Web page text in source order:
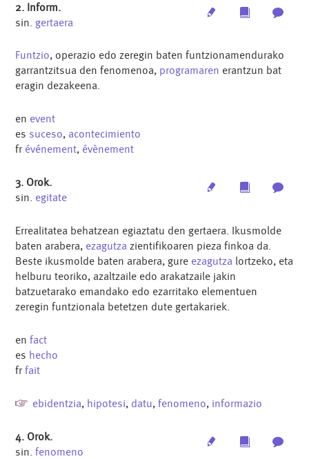
Multimedia
2. Inform.
sin. gertaera
Funtzio, operazio edo zeregin baten funtzionamendurako
garrantzitsua den fenomenoa, programaren erantzun bat
eragin dezakeena.
en event
es suceso, acontecimiento
fr événement, évènement
Multimedia
3. Orok.
sin. egitate
Errealitatea behatzean egiaztatu den gertaera. Ikusmolde
baten arabera, ezagutza zientifikoaren pieza finkoa da.
Beste ikusmolde baten arabera, gure ezagutza lortzeko, eta
helburu teoriko, azaltzaile edo arakatzaile jakin
batzuetarako emandako edo ezarritako elementuen
zeregin funtzionala betetzen dute gertakariek.
enfact
es hecho
frfait
ebidentzia, hipotesi, datu,fenomeno, informazio
Multimedia
4. Orok.
sin.fenomeno